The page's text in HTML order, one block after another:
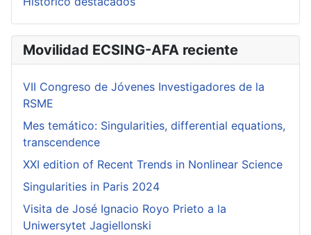
Movilidad ECSING-AFA reciente
VII Congreso de Jóvenes Investigadores de la
RSME
Mes temático: Singularities, differential equations,
transcendence
XXI edition of Recent Trends in Nonlinear Science
Singularities in Paris 2024
Visita de José Ignacio Royo Prieto a la
Uniwersytet Jagiellonski